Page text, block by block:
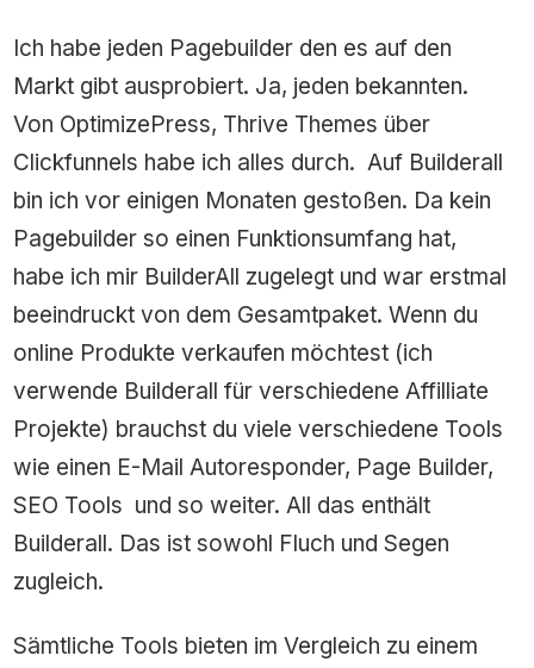
Ich habe jeden Pagebuilder den es auf den
Markt gibt ausprobiert. Ja, jeden bekannten.
Von OptimizePress, Thrive Themes über
Clickfunnels habe ich alles durch. Auf Builderall
bin ich vor einigen Monaten gestoßen. Da kein
Pagebuilder so einen Funktionsumfang hat,
habe ich mir BuilderAll zugelegt und war erstmal
beeindruckt von dem Gesamtpaket. Wenn du
online Produkte verkaufen möchtest (ich
verwende Builderall für verschiedene Affilliate
Projekte) brauchst du viele verschiedene Tools
wie einen E-Mail Autoresponder, Page Builder,
SEO Tools und so weiter. All das enthält
Builderall. Das ist sowohl Fluch und Segen
zugleich.
Sämtliche Tools bieten im Vergleich zu einem